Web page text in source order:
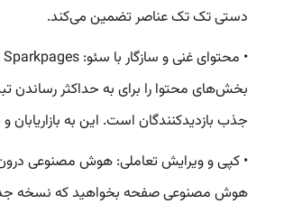
دستی تک تک عناصر تضمین می‌کند.
جذب بازدیدکنندگان است. این به
• کپی و ویرایش تعاملی: هوش مصنوعی درون
هوش مصنوعی صفحه بخواهید که نسخه جدیدی